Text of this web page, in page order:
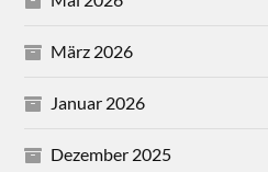
März 2026
Januar 2026
Dezember 2025